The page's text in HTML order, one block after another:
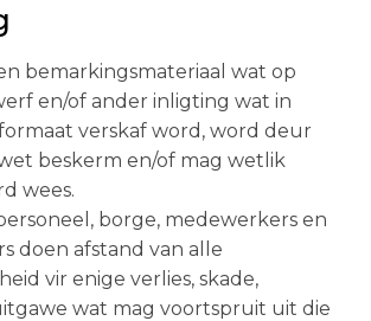
bemarkingsmateriaal wat op
en/of ander inligting wat in
verskaf word, word deur
beskerm en/of mag wetlik
wees.
personeel, borge, medewerkers en
doen afstand van alle
vir enige verlies, skade,
wat mag voortspruit uit die